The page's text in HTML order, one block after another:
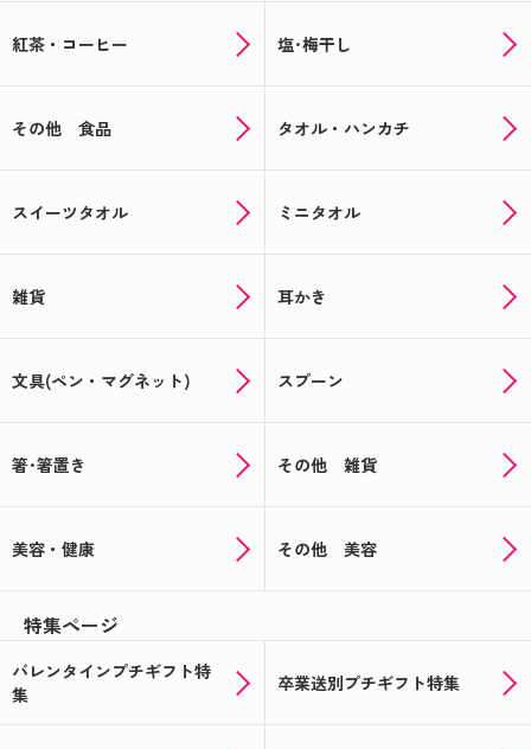
紅茶・コーヒー 塩･梅干し
その他 食品 タオル・ハンカチ
スイーツタオル ミニタオル
雑貨 耳かき
文具(ペン・マグネット) スプーン
箸･箸置き その他 雑貨
美容・健康 その他 美容
特集ページ
バレンタインプチギフト特
集
卒業送別プチギフト特集